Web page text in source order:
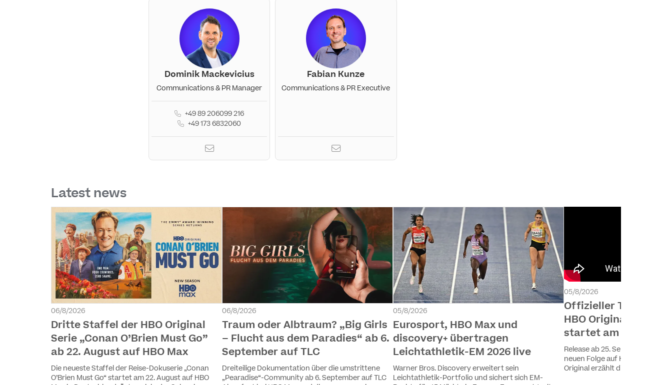
Dominik Mackevicius
Communications & PR Manager
+49 89 206099 216
+49 173 6832060
Fabian Kunze
Communications & PR Executive
Latest news
06/8/2026
Dritte Staffel der HBO Original
Serie „Conan O’Brien Must Go”
ab 22. August auf HBO Max
Die neueste Staffel der Reise-Dokuserie „Conan
O’Brien Must Go“ startet am 22. August auf HBO
06/8/2026
Traum oder Albtraum? „Big Girls
– Flucht aus dem Paradies“ ab 6.
September auf TLC
Dreiteilige Dokumentation über die umstrittene
„Pearadise“-Community ab 6. September auf TLC
05/8/2026
Eurosport, HBO Max und
discovery+ übertragen
Leichtathletik-EM 2026 live
Warner Bros. Discovery erweitert sein
Leichtathletik-Portfolio und sichert sich EM-
05/8/2026
Offizieller Teaser
HBO Original „4
startet am 25.
Release ab 25. September,
neuen Folge auf HBO Max Das
Original erzählt die